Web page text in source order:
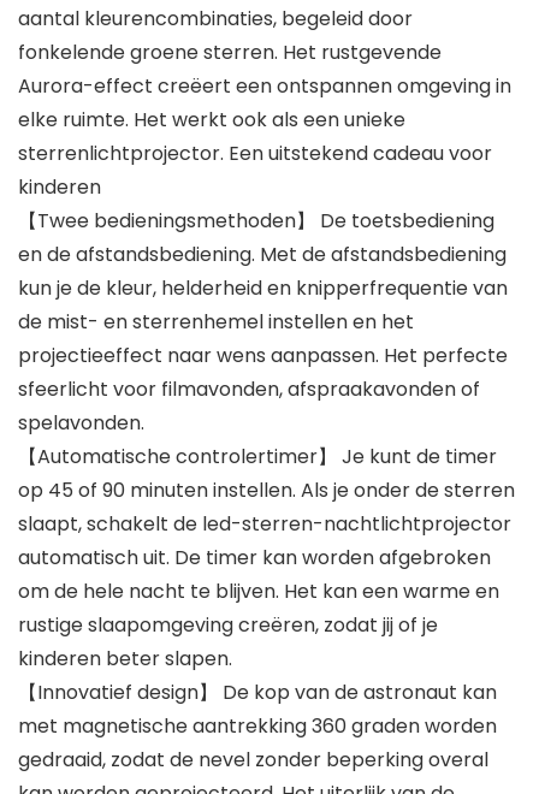
aantal kleurencombinaties, begeleid door
fonkelende groene sterren. Het rustgevende
Aurora-effect creëert een ontspannen omgeving in
elke ruimte. Het werkt ook als een unieke
sterrenlichtprojector. Een uitstekend cadeau voor
kinderen
【Twee bedieningsmethoden】 De toetsbediening
en de afstandsbediening. Met de afstandsbediening
kun je de kleur, helderheid en knipperfrequentie van
de mist- en sterrenhemel instellen en het
projectieeffect naar wens aanpassen. Het perfecte
sfeerlicht voor filmavonden, afspraakavonden of
spelavonden.
【Automatische controlertimer】 Je kunt de timer
op 45 of 90 minuten instellen. Als je onder de sterren
slaapt, schakelt de led-sterren-nachtlichtprojector
automatisch uit. De timer kan worden afgebroken
om de hele nacht te blijven. Het kan een warme en
rustige slaapomgeving creëren, zodat jij of je
kinderen beter slapen.
【Innovatief design】 De kop van de astronaut kan
met magnetische aantrekking 360 graden worden
gedraaid, zodat de nevel zonder beperking overal